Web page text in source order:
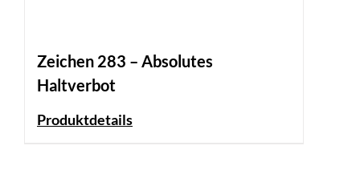
Zeichen 283 – Absolutes
Haltverbot
Produktdetails